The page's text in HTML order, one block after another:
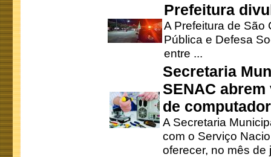
Prefeitura
A Prefeitura de São
Pública e Defesa
entre ...
Secretaria
SENAC
de
A Secretaria
com o Serviço
oferecer, no mês de